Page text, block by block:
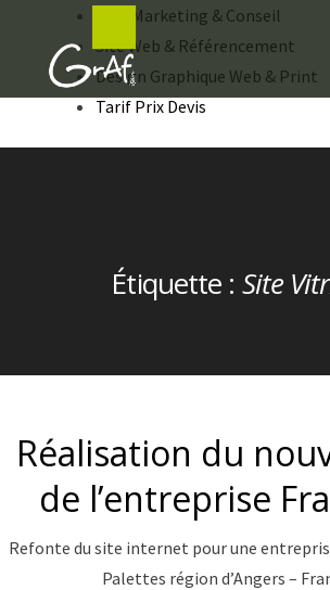
content
Web Marketing & Conseil
Site Web & Référencement
Design Graphique Web & Print
Tarif Prix Devis
Étiquette : Site
Réalisation du
de l’entreprise
Refonte du site internet pour une
Palettes région d’Angers –